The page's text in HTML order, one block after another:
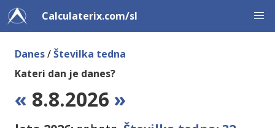
Calculaterix.com/sl
Danes/Številka tedna
Kateri dan je danes?
« 8.8.2026 »